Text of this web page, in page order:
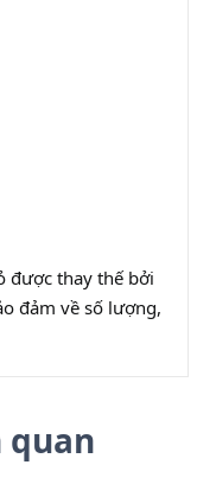
được thay thế bởi
đảm về số lượng,
quan